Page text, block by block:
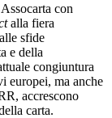
con
alla fiera
sfide
e della
congiuntura
europei, ma anche
accrescono
carta.